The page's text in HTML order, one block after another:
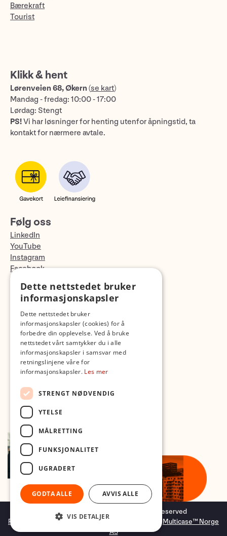
Bærekraft
Tourist
Klikk & hent
Lørenveien 68, Økern (se kart)
Mandag - fredag: 10:00 - 17:00
Lørdag: Stengt
PS!Vi har løsninger for henting utenfor åpningstid, ta
kontakt for nærmere avtale.
Følg oss
LinkedIn
YouTube
Instagram
Facebook
TikTok
Fotopodden
Med forbehold om skrive- og lagerfeil
Copyright © 2026 Foto.no - All rights reserved
Forretningssystem og nettbutikkløsning levert avMulticase™ Norge
AS
Dette nettstedet bruker
informasjonskapsler
Dette nettstedet bruker
informasjonskapsler (cookies) for å
forbedre din opplevelse. Ved å bruke
nettstedet vårt samtykker du i alle
informasjonskapsler i samsvar med
retningslinjene våre for
informasjonskapsler. Les mer
STRENGT NØDVENDIG
YTELSE
MÅLRETTING
FUNKSJONALITET
UGRADERT
GODTA ALLE AVVIS ALLE
VIS DETALJER